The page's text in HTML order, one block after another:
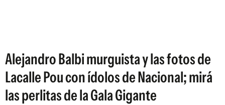
Alejandro Balbi murguista y las fotos de
Lacalle Pou con ídolos de Nacional; mirá
las perlitas de la Gala Gigante